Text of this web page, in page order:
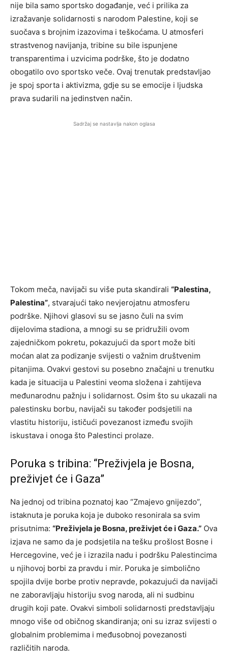
nije bila samo sportsko događanje, već i prilika za
izražavanje solidarnosti s narodom Palestine, koji se
suočava s brojnim izazovima i teškoćama. U atmosferi
strastvenog navijanja, tribine su bile ispunjene
transparentima i uzvicima podrške, što je dodatno
obogatilo ovo sportsko veče. Ovaj trenutak predstavljao
je spoj sporta i aktivizma, gdje su se emocije i ljudska
prava sudarili na jedinstven način.
Sadržaj se nastavlja nakon oglasa
Tokom meča, navijači su više puta skandirali “Palestina,
Palestina”, stvarajući tako nevjerojatnu atmosferu
podrške. Njihovi glasovi su se jasno čuli na svim
dijelovima stadiona, a mnogi su se pridružili ovom
zajedničkom pokretu, pokazujući da sport može biti
moćan alat za podizanje svijesti o važnim društvenim
pitanjima. Ovakvi gestovi su posebno značajni u trenutku
kada je situacija u Palestini veoma složena i zahtijeva
međunarodnu pažnju i solidarnost. Osim što su ukazali na
palestinsku borbu, navijači su također podsjetili na
vlastitu historiju, ističući povezanost između svojih
iskustava i onoga što Palestinci prolaze.
Poruka s tribina: “Preživjela je Bosna,
preživjet će i Gaza”
Na jednoj od tribina poznatoj kao “Zmajevo gnijezdo”,
istaknuta je poruka koja je duboko resonirala sa svim
prisutnima: “Preživjela je Bosna, preživjet će i Gaza.” Ova
izjava ne samo da je podsjetila na tešku prošlost Bosne i
Hercegovine, već je i izrazila nadu i podršku Palestincima
u njihovoj borbi za pravdu i mir. Poruka je simbolično
spojila dvije borbe protiv nepravde, pokazujući da navijači
ne zaboravljaju historiju svog naroda, ali ni sudbinu
drugih koji pate. Ovakvi simboli solidarnosti predstavljaju
mnogo više od običnog skandiranja; oni su izraz svijesti o
globalnim problemima i međusobnoj povezanosti
različitih naroda.